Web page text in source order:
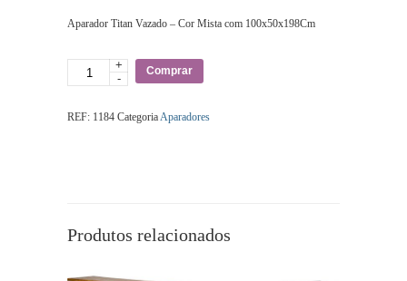
Aparador Titan Vazado – Cor Mista com 100x50x198Cm
Quantidade+
-
Comprar
REF: 1184 CategoriaAparadores
Produtos relacionados